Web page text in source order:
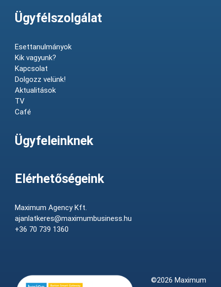
Ügyfélszolgálat
Esettanulmányok
Kik vagyunk?
Kapcsolat
Dolgozz velünk!
Aktualitások
TV
Café
Ügyfeleinknek
Elérhetőségeink
Maximum Agency Kft.
ajanlatkeres@maximumbusiness.hu
+36 70 739 1360
©2026 Maximum